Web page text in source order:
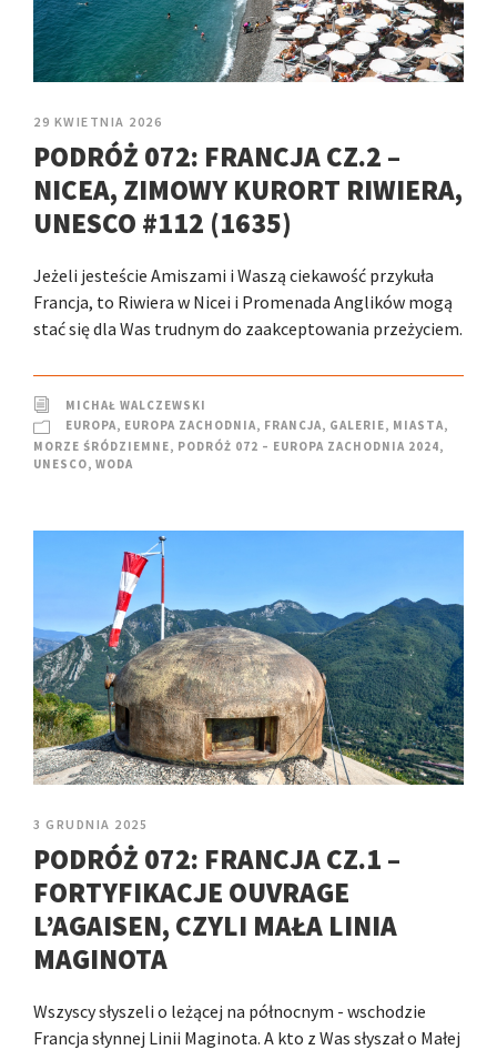
29 KWIETNIA 2026
PODRÓŻ 072: FRANCJA CZ.2 –
NICEA, ZIMOWY KURORT RIWIERA,
UNESCO #112 (1635)
Jeżeli jesteście Amiszami i Waszą ciekawość przykuła
Francja, to Riwiera w Nicei i Promenada Anglików mogą
stać się dla Was trudnym do zaakceptowania przeżyciem.
MICHAŁ WALCZEWSKI
EUROPA, EUROPA ZACHODNIA, FRANCJA, GALERIE, MIASTA,
MORZE ŚRÓDZIEMNE, PODRÓŻ 072 – EUROPA ZACHODNIA 2024,
UNESCO, WODA
3 GRUDNIA 2025
PODRÓŻ 072: FRANCJA CZ.1 –
FORTYFIKACJE OUVRAGE
L’AGAISEN, CZYLI MAŁA LINIA
MAGINOTA
Wszyscy słyszeli o leżącej na północnym - wschodzie
Francja słynnej Linii Maginota. A kto z Was słyszał o Małej